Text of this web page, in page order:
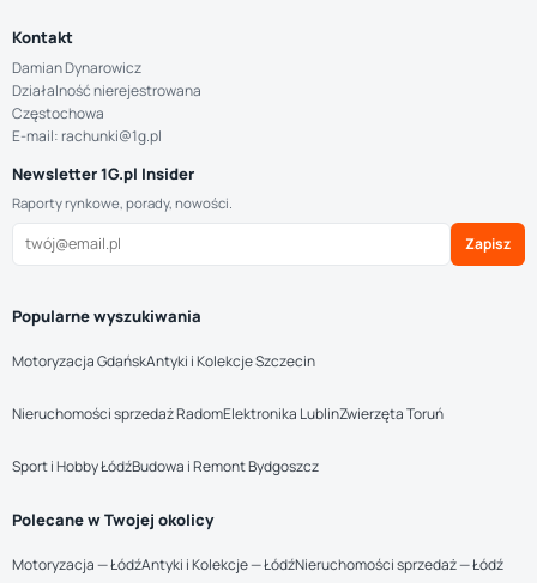
Kontakt
Damian Dynarowicz
Działalność nierejestrowana
Częstochowa
E-mail: rachunki@1g.pl
Newsletter 1G.pl Insider
Raporty rynkowe, porady, nowości.
Zapisz
Popularne wyszukiwania
Motoryzacja GdańskAntyki i Kolekcje Szczecin
Nieruchomości sprzedaż RadomElektronika LublinZwierzęta Toruń
Sport i Hobby ŁódźBudowa i Remont Bydgoszcz
Polecane w Twojej okolicy
Motoryzacja — ŁódźAntyki i Kolekcje — ŁódźNieruchomości sprzedaż — Łódź